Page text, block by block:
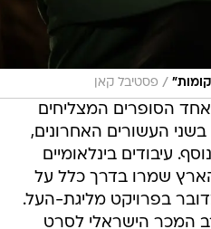
/ פסטיבל קאן
הסופרים המצליחים
העשורים האחרונים,
עיבודים בינלאומיים
שמרו בדרך כלל על
בפרויקט מליגת-העל.
המכר הישראלי לסרט